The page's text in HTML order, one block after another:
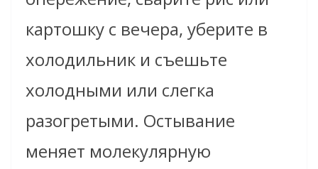
картошку с вечера, уберите в
холодильник и съешьте
холодными или слегка
разогретыми. Остывание
меняет молекулярную